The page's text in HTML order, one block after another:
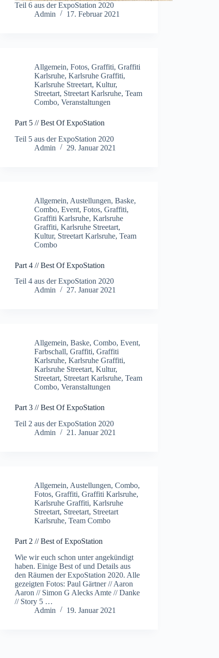
Teil 6 aus der ExpoStation 2020
Admin
17. Februar 2021
Allgemein, Fotos, Graffiti, Graffiti
Karlsruhe, Karlsruhe Graffiti,
Karlsruhe Streetart, Kultur,
Streetart, Streetart Karlsruhe, Team
Combo, Veranstaltungen
Part 5 // Best Of ExpoStation
Teil 5 aus der ExpoStation 2020
Admin
29. Januar 2021
Allgemein, Austellungen, Baske,
Combo, Event, Fotos, Graffiti,
Graffiti Karlsruhe, Karlsruhe
Graffiti, Karlsruhe Streetart,
Kultur, Streetart Karlsruhe, Team
Combo
Part 4 // Best Of ExpoStation
Teil 4 aus der ExpoStation 2020
Admin
27. Januar 2021
Allgemein, Baske, Combo, Event,
Farbschall, Graffiti, Graffiti
Karlsruhe, Karlsruhe Graffiti,
Karlsruhe Streetart, Kultur,
Streetart, Streetart Karlsruhe, Team
Combo, Veranstaltungen
Part 3 // Best Of ExpoStation
Teil 2 aus der ExpoStation 2020
Admin
21. Januar 2021
Allgemein, Austellungen, Combo,
Fotos, Graffiti, Graffiti Karlsruhe,
Karlsruhe Graffiti, Karlsruhe
Streetart, Streetart, Streetart
Karlsruhe, Team Combo
Part 2 // Best of ExpoStation
Wie wir euch schon unter angekündigt
haben. Einige Best of und Details aus
den Räumen der ExpoStation 2020. Alle
gezeigten Fotos: Paul Gärtner // Aaron
Aaron // Simon G Alecks Amte // Danke
// Story 5 …
Admin
19. Januar 2021